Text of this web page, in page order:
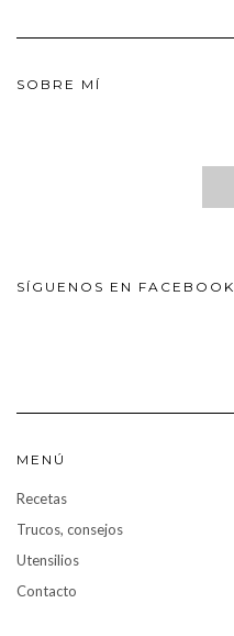
SOBRE MÍ
SÍGUENOS EN FACEBOOK
MENÚ
Recetas
Trucos, consejos
Utensilios
Contacto